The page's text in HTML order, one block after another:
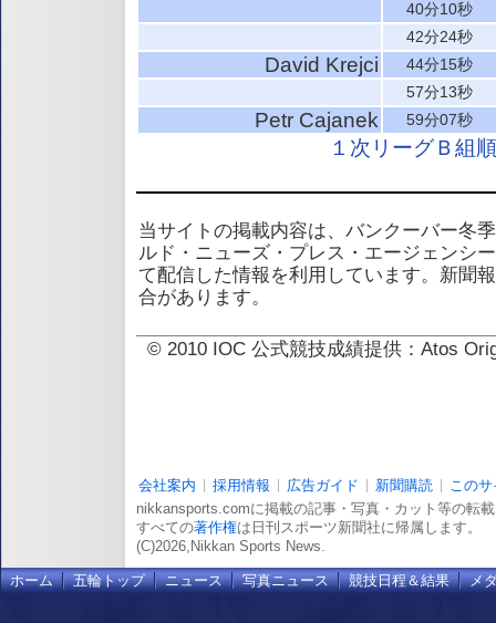
40分10秒
42分24秒
David Krejci
44分15秒
57分13秒
Petr Cajanek 59分07秒
１次リーグＢ組
当サイトの掲載内容は、バンクーバー冬
ルド・ニューズ・プレス・エージェンシ
て配信した情報を利用しています。新聞
合があります。
© 2010 IOC 公式競技成績提供：Atos
会社案内 採用情報 広告ガイド 新聞購読
この
nikkansports.comに掲載の記事・写真・カット等の転
すべての著作権は日刊スポーツ新聞社に帰属します。
(C)2026,Nikkan Sports News.
ホーム 五輪トップ ニュース 写真ニュース 競技日程＆結果 メ